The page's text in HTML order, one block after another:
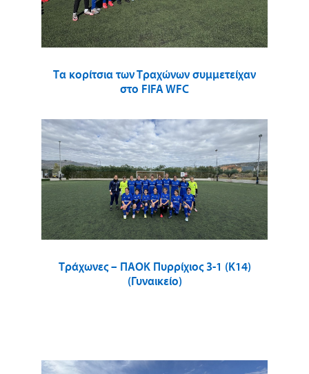
Τα κορίτσια των Τραχώνων συμμετείχαν
στο FIFA WFC
Τράχωνες – ΠΑΟΚ Πυρρίχιος 3-1 (Κ14)
(Γυναικείο)